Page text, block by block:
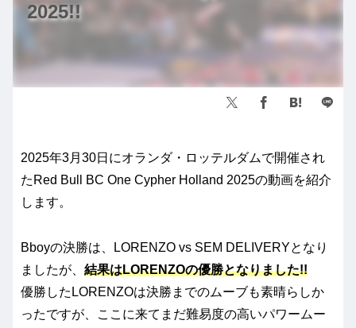
2025!!
2025年3月30日にオランダ・ロッテルダムで開催され
たRed Bull BC One Cypher Holland 2025の動画を紹介
します。
Bboyの決勝は、LORENZO vs SEM DELIVERYとなり
ましたが、 結果はLORENZOの優勝となりました!!
優勝したLORENZOは決勝までのムーブも素晴らしか
ったですが、ここに来てまだ難易度の高いパワームー